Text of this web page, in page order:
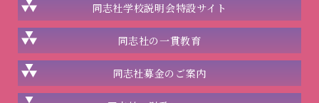
同志社学校説明会特設サイト
同志社の一貫教育
同志社募金のご案内